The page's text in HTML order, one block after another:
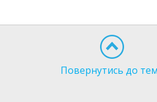
Повернутись до